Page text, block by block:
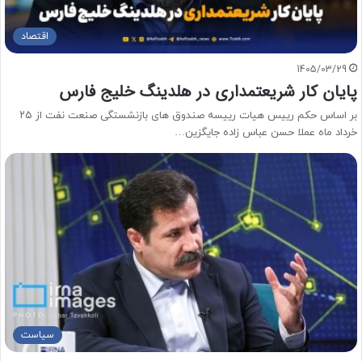
اقتصاد
1405/03/29
پایان کار شریعتمداری در هلدینگ خلیج فارس
بر اساس حکم رییس هیات رییسه صندوق های بازنشستگی صنعت نفت از ۲۵
خرداد ماه عملا حسن عباس زاده جایگزین…
سیاست